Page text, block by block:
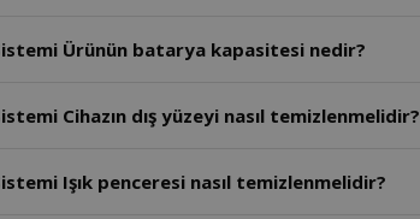
Ürünün batarya kapasitesi nedir?
Cihazın dış yüzeyi nasıl temizlenmelidir?
Işık penceresi nasıl temizlenmelidir?